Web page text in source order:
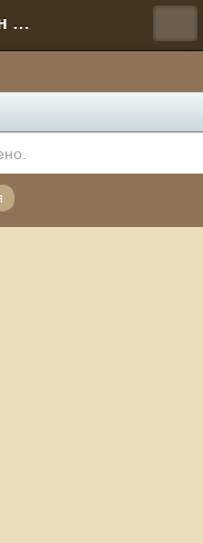
Форум онлайн игры "Новая Эра" (Нюра Биз)